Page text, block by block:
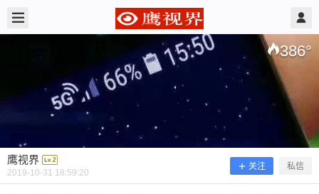
386°
鹰视界
2019-10-31 18:59:20
关注 私信
鹰视界 @ 鹰视界 2019/10/31